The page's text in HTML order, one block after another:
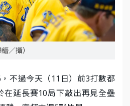
／攝）
不過今天（11日）前3打數都
在延長賽10局下敲出再見全壘